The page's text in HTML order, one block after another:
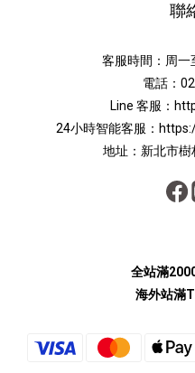
聯
客服時間：周一
電話：
Line 客服：
24小時智能客服：
地址：新北市
全站滿
海外站滿